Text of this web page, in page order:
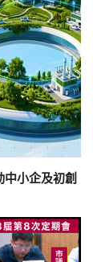
小企及初創